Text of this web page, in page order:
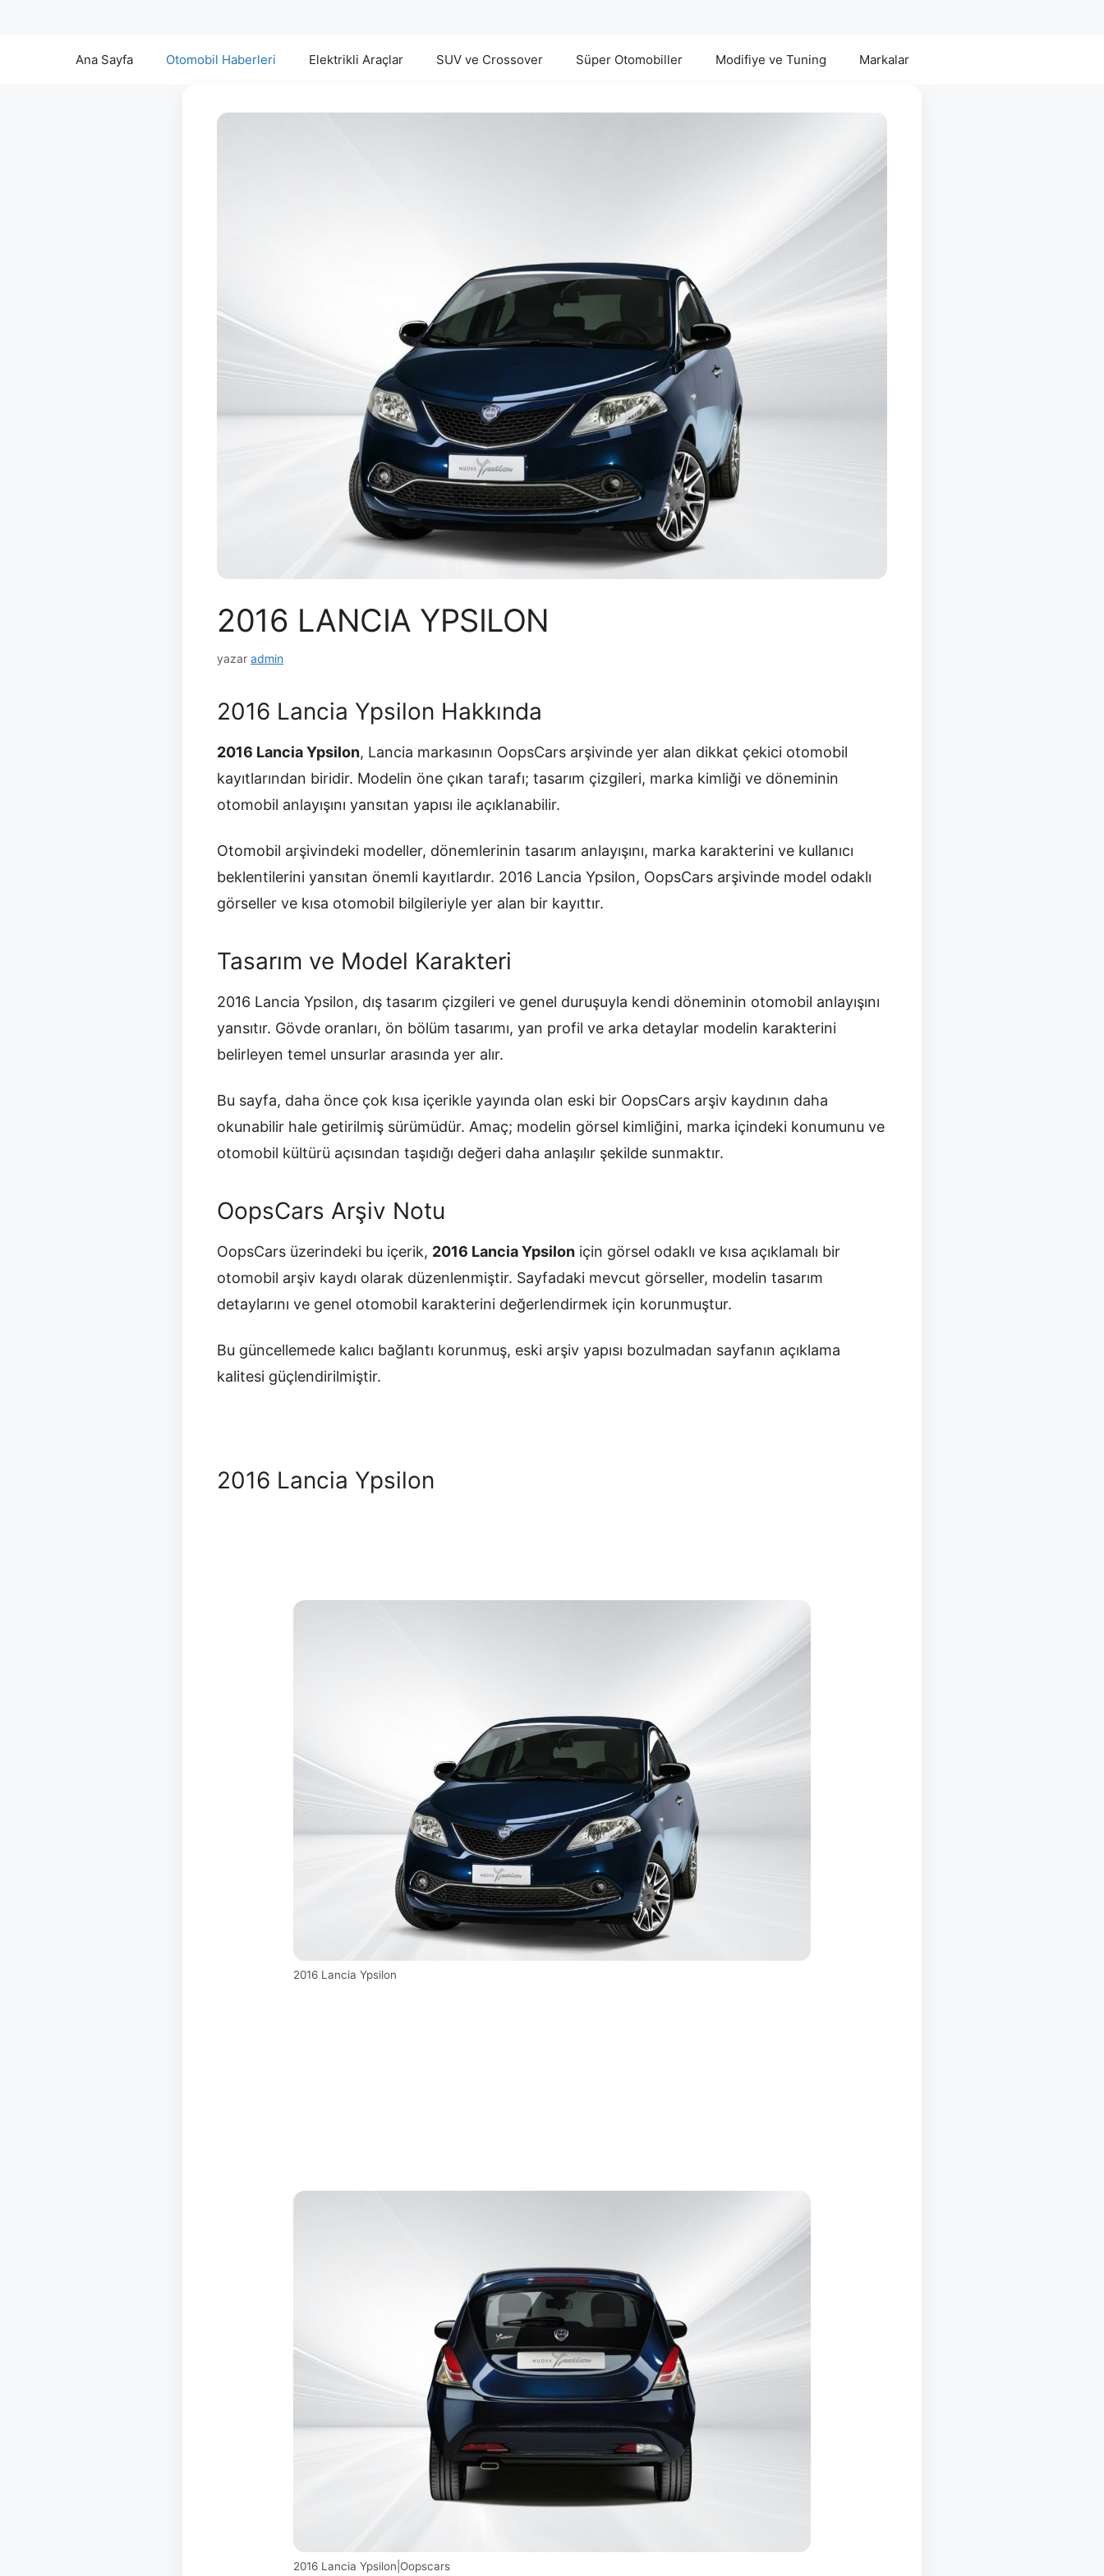
Ana Sayfa Otomobil Haberleri Elektrikli Araçlar SUV ve Crossover Süper Otomobiller Modifiye ve Tuning Markalar
2016 LANCIA YPSILON
yazar admin
2016 Lancia Ypsilon Hakkında
2016 Lancia Ypsilon, Lancia markasının OopsCars arşivinde yer alan dikkat çekici otomobil
kayıtlarından biridir. Modelin öne çıkan tarafı; tasarım çizgileri, marka kimliği ve döneminin
otomobil anlayışını yansıtan yapısı ile açıklanabilir.
Otomobil arşivindeki modeller, dönemlerinin tasarım anlayışını, marka karakterini ve kullanıcı
beklentilerini yansıtan önemli kayıtlardır. 2016 Lancia Ypsilon, OopsCars arşivinde model odaklı
görseller ve kısa otomobil bilgileriyle yer alan bir kayıttır.
Tasarım ve Model Karakteri
2016 Lancia Ypsilon, dış tasarım çizgileri ve genel duruşuyla kendi döneminin otomobil anlayışını
yansıtır. Gövde oranları, ön bölüm tasarımı, yan profil ve arka detaylar modelin karakterini
belirleyen temel unsurlar arasında yer alır.
Bu sayfa, daha önce çok kısa içerikle yayında olan eski bir OopsCars arşiv kaydının daha
okunabilir hale getirilmiş sürümüdür. Amaç; modelin görsel kimliğini, marka içindeki konumunu ve
otomobil kültürü açısından taşıdığı değeri daha anlaşılır şekilde sunmaktır.
OopsCars Arşiv Notu
OopsCars üzerindeki bu içerik, 2016 Lancia Ypsilon için görsel odaklı ve kısa açıklamalı bir
otomobil arşiv kaydı olarak düzenlenmiştir. Sayfadaki mevcut görseller, modelin tasarım
detaylarını ve genel otomobil karakterini değerlendirmek için korunmuştur.
Bu güncellemede kalıcı bağlantı korunmuş, eski arşiv yapısı bozulmadan sayfanın açıklama
kalitesi güçlendirilmiştir.
2016 Lancia Ypsilon
2016 Lancia Ypsilon
2016 Lancia Ypsilon|Oopscars